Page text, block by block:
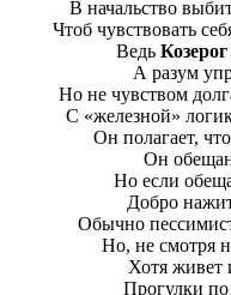
В начальство
Чтоб чувствовать
Ведь Козерог
А разум
Но не чувством
С «железной»
Он полагает,
Он
Но если
Добро
Обычно
Но, не смотря
Хотя живет
Прогулки